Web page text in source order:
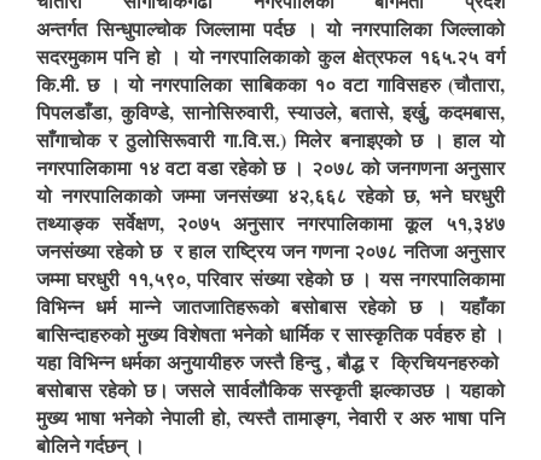
अन्तर्गत सिन्धुपाल्चोक जिल्लामा पर्दछ । यो नगरपालिका जिल्लाको
सदरमुकाम पनि हो । यो नगरपालिकाको कुल क्षेत्रफल १६५.२५ वर्ग
कि.मी. छ । यो नगरपालिका साबिकका १० वटा गाविसहरु (चौतारा,
पिपलडाँडा, कुविण्डे, सानोसिरुवारी, स्याउले, बतासे, इर्खु, कदमबास,
साँगाचोक र ठुलोसिरूवारी गा.वि.स.) मिलेर बनाइएको छ । हाल यो
नगरपालिकामा १४ वटा वडा रहेको छ । २०७८ को जनगणना अनुसार
यो नगरपालिकाको जम्मा जनसंख्या ४२,६६८ रहेको छ, भने घरधुरी
तथ्याङ्क सर्वेक्षण, २०७५ अनुसार नगरपालिकामा कूल ५१,३४७
जनसंख्या रहेको छ र हाल राष्ट्रिय जन गणना २०७८ नतिजा अनुसार
जम्मा घरधुरी ११,५९०, परिवार संख्या रहेको छ । यस नगरपालिकामा
विभिन्न धर्म मान्ने जातजातिहरूको बसोबास रहेको छ । यहाँका
बासिन्दाहरुको मुख्य विशेषता भनेको धार्मिक र सास्कृतिक पर्वहरु हो ।
यहा विभिन्न धर्मका अनुयायीहरु जस्तै हिन्दु , बौद्ध र क्रिचियनहरुको
बसोबास रहेको छ। जसले सार्वलौकिक सस्कृती झल्काउछ । यहाको
मुख्य भाषा भनेको नेपाली हो, त्यस्तै तामाङ्ग, नेवारी र अरु भाषा पनि
बोलिने गर्दछन् ।